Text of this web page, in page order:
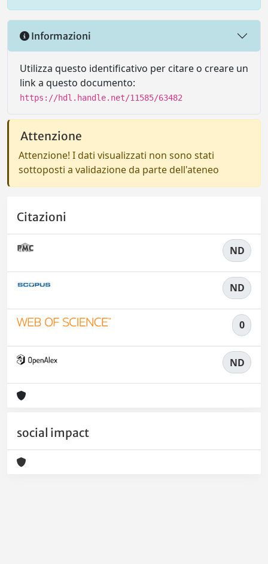
Informazioni
Utilizza questo identificativo per citare o creare un
link a questo documento:
https://hdl.handle.net/11585/63482
Attenzione
Attenzione! I dati visualizzati non sono stati
sottoposti a validazione da parte dell'ateneo
Citazioni
ND
ND
0
ND
social impact